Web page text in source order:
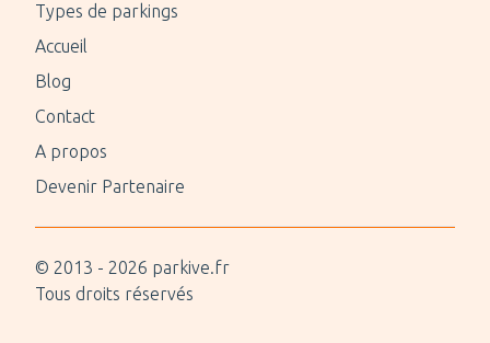
Types de parkings
Accueil
Blog
Contact
A propos
Devenir Partenaire
© 2013 - 2026 parkive.fr
Tous droits réservés